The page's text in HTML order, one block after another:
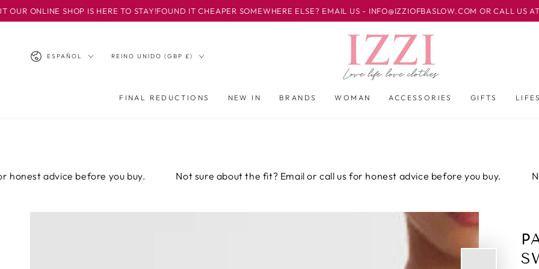
IR AL
CONTENIDO
SHOP IS HERE TO STAY!FOUND IT CHEAPER SOMEWHERE ELSE? EMAIL US - INFO@IZZIOFBASLOW.COM OR CALL US AT 01246
IdiomaESPAÑOL País/región
REINO UNIDO (GBP £)
FINAL REDUCTIONS NEW IN BRANDS WOMAN ACCESSORIES GIFTS
before you buy. Not sure about the fit? Email or call us for honest advice before you buy. Not sure
IR A LA